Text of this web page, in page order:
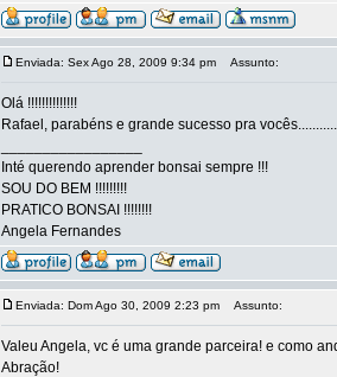
Enviada: Sex Ago 28, 2009 9:34 pm Assunto:
Olá !!!!!!!!!!!!!!
Rafael, parabéns e grande sucesso pra
Inté querendo aprender bonsai sempre !!!
SOU DO BEM !!!!!!!!!
PRATICO BONSAI !!!!!!!!
Angela Fernandes
Enviada: Dom Ago 30, 2009 2:23 pm Assunto:
Valeu Angela, vc é uma grande parceira! e como
Abração!